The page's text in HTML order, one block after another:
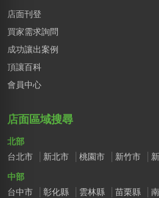
店面刊登
買家需求詢問
成功讓出案例
頂讓百科
會員中心
店面區域搜尋
北部
台北市
新北市 桃園市 新竹市
中部
台中市
彰化縣 雲林縣 苗栗縣